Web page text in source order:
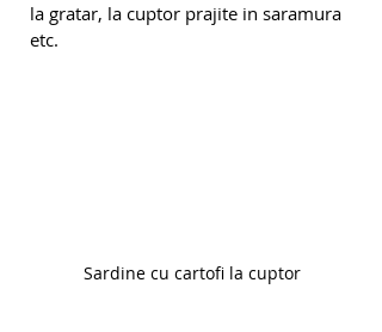
la gratar, la cuptor prajite in saramura
etc.
Sardine cu cartofi la cuptor